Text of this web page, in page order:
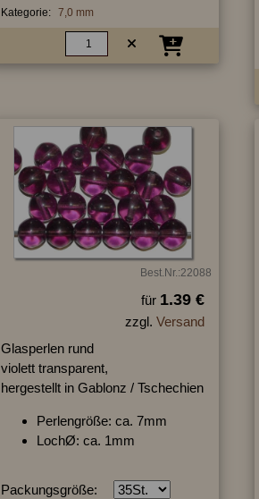
Kategorie: 7,0 mm
Best.Nr.:22088
für 1.39 €
zzgl. Versand
Glasperlen rund
violett transparent,
hergestellt in Gablonz / Tschechien
Perlengröße: ca. 7mm
LochØ: ca. 1mm
Packungsgröße: